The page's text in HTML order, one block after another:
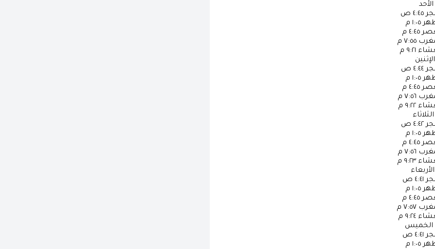
الأحد
٤:٤٥ ص
١:٠٥ م
٤:٤٥ م
٧:٥٥ م
٩:٢١ م
الإثنين
٤:٤٤ ص
١:٠٥ م
٤:٤٥ م
٧:٥٦ م
٩:٢٢ م
الثلاثاء
٤:٤٢ ص
١:٠٥ م
٤:٤٥ م
٧:٥٦ م
٩:٢٣ م
الأربعاء
٤:٤١ ص
١:٠٥ م
٤:٤٥ م
٧:٥٧ م
٩:٢٤ م
الخميس
٤:٤١ ص
١:٠٥ م